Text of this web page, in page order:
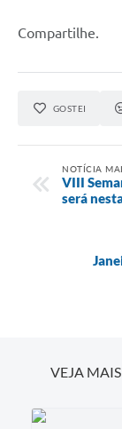
Compartilhe.
GOSTEI
NOTÍCIA
VIII
será
VEJA